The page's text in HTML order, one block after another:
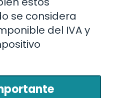
se considera
del IVA y